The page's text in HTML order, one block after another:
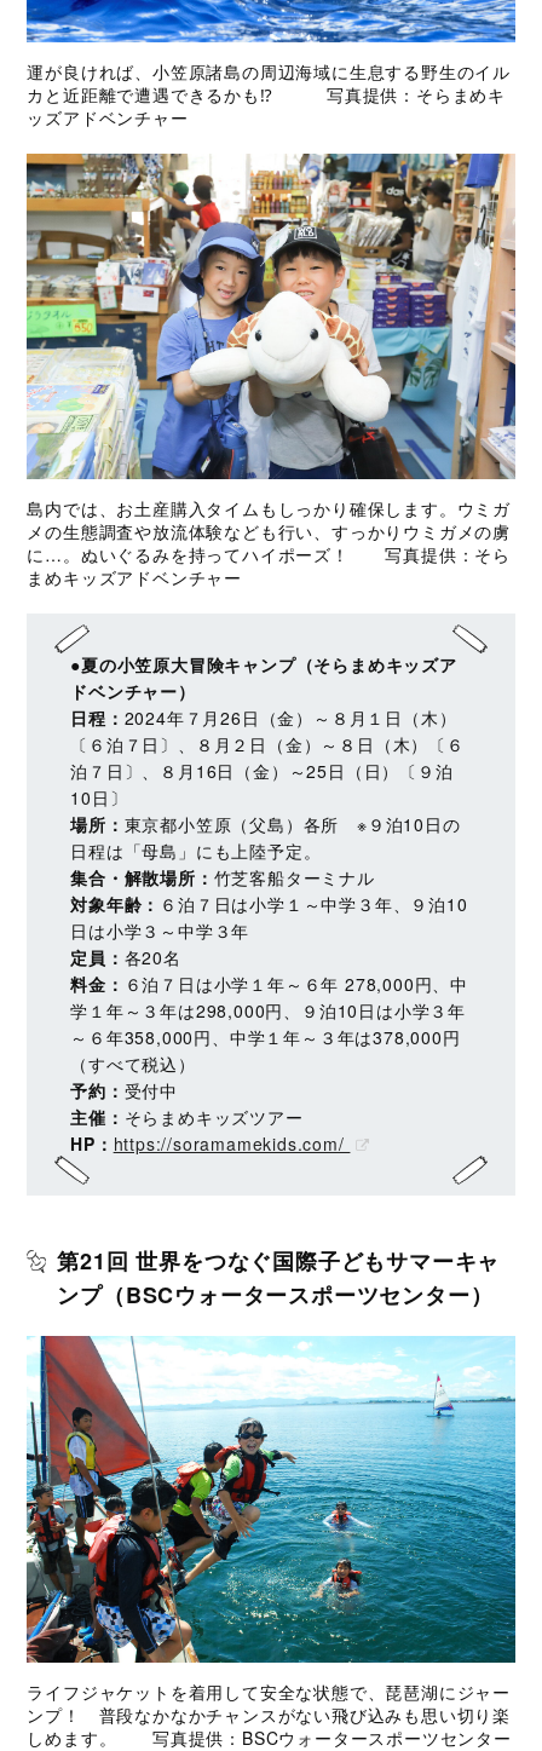
運が良ければ、小笠原諸島の周辺海域に生息する野生のイル
カと近距離で遭遇できるかも⁉ 写真提供：そらまめキ
ッズアドベンチャー
島内では、お土産購入タイムもしっかり確保します。ウミガ
メの生態調査や放流体験なども行い、すっかりウミガメの虜
に…。ぬいぐるみを持ってハイポーズ！ 写真提供：そら
まめキッズアドベンチャー
●夏の小笠原大冒険キャンプ（そらまめキッズア
ドベンチャー）
日程： 2024年７月26日（金）～８月１日（木）
〔６泊７日〕、８月２日（金）～８日（木）〔６
泊７日〕、８月16日（金）～25日（日）〔９泊
10日〕
場所： 東京都小笠原（父島）各所 ※９泊10日の
日程は「母島」にも上陸予定。
集合・解散場所： 竹芝客船ターミナル
対象年齢： ６泊７日は小学１～中学３年、９泊10
日は小学３～中学３年
定員： 各20名
料金： ６泊７日は小学１年～６年 278,000円、中
学１年～３年は298,000円、９泊10日は小学３年
～６年358,000円、中学１年～３年は378,000円
（すべて税込）
予約： 受付中
主催： そらまめキッズツアー
HP： https://soramamekids.com/
第21回 世界をつなぐ国際子どもサマーキャ
ンプ（BSCウォータースポーツセンター）
ライフジャケットを着用して安全な状態で、琵琶湖にジャー
ンプ！ 普段なかなかチャンスがない飛び込みも思い切り楽
しめます。 写真提供：BSCウォータースポーツセンター